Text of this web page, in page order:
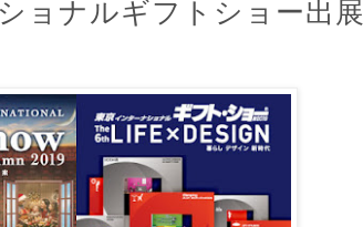
ョナルギフトショー出展